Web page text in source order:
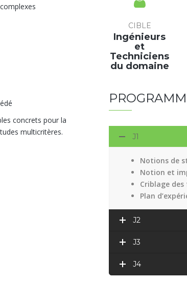
concrets pour la
multicritères.
CIBLE
Ingénieurs
et
Techniciens
du domaine
J1
Notions de
Notion et
Criblage
Plan
J2
J3
J4